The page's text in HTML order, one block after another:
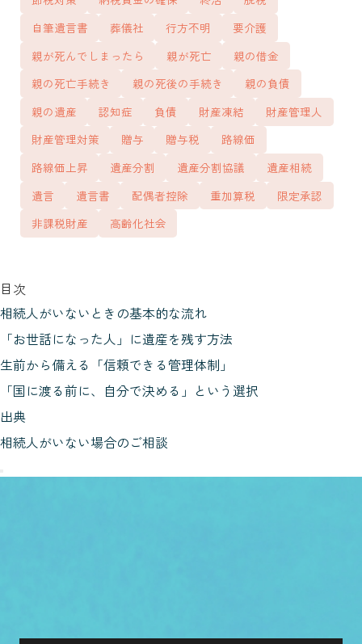
自筆遺言書
葬儀社 行方不明
要介護
親が死んでしまったら
親が死亡
親の借金
親の死亡手続き
親の死後の手続き
親の負債
親の遺産
認知症 負債 財産凍結
財産管理人
財産管理対策
贈与 贈与税
路線価
路線価上昇
遺産分割 遺産分割協議
遺産相続
遺言
遺言書 配偶者控除 重加算税
限定承認
非課税財産
高齢化社会
目次
相続人がいないときの基本的な流れ
「お世話になった人」に遺産を残す方法
生前から備える「信頼できる管理体制」
「国に渡る前に、自分で決める」という選択
出典
相続人がいない場合のご相談